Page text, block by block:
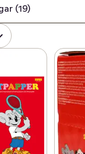
(19)
(71)
pajer
(38)